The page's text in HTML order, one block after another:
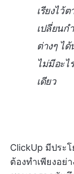
เรียงไว้
เปลี่ยนก
ต่างๆ ไ
ไม่มีอะไ
เดียว
ClickUp มีประ
ต้องทำเพียงอย่